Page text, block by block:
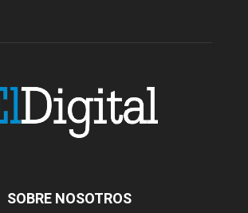
SOBRE NOSOTROS